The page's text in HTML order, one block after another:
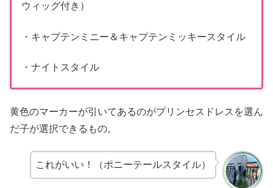
ウィッグ付き）
・キャプテンミニー＆キャプテンミッキースタイル
・ナイトスタイル
黄色のマーカーが引いてあるのがプリンセスドレスを選ん
だ子が選択できるもの。
これがいい！（ポニーテールスタイル）